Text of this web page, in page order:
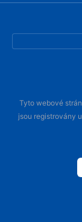
Tyto webové
jsou registrovány